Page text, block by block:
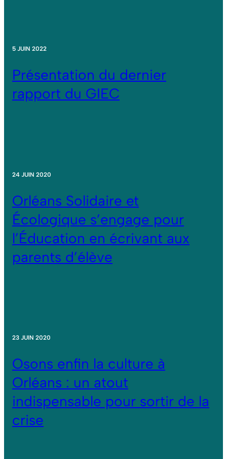
5 JUIN 2022
Présentation du dernier
rapport du GIEC
24 JUIN 2020
Orléans Solidaire et
Écologique s’engage pour
l’Éducation en écrivant aux
parents d’élève
23 JUIN 2020
Osons enfin la culture à
Orléans : un atout
indispensable pour sortir de la
crise